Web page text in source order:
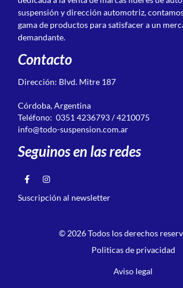
suspensión y dirección automotriz,
gama de productos para satisfacer a un
demandante.
Contacto
Dirección: Blvd. Mitre 187
Córdoba, Argentina
Teléfono: 0351 4236793 / 4210075
info@todo-suspension.com.ar
Seguinos en las redes
Suscripción al newsletter
© 2026 Todos los derechos
Politicas de privacidad
Aviso legal